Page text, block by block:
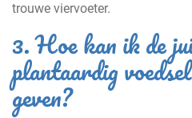
trouwe viervoeter.
3. Hoe kan ik de
plantaardig
geven?